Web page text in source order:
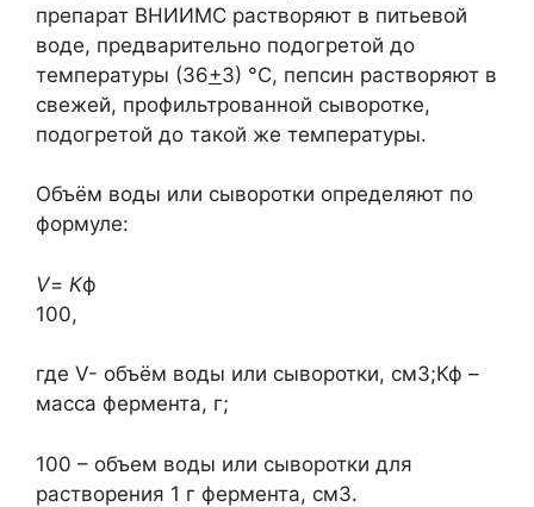
препарат ВНИИМС растворяют в питьевой
воде, предварительно подогретой до
температуры (36+3) °С, пепсин растворяют в
свежей, профильтрованной сыворотке,
подогретой до такой же температуры.
Объём воды или сыворотки определяют по
формуле:
V= Кф
100,
где V- объём воды или сыворотки, см3;Кф –
масса фермента, г;
100 – объем воды или сыворотки для
растворения 1 г фермента, см3.